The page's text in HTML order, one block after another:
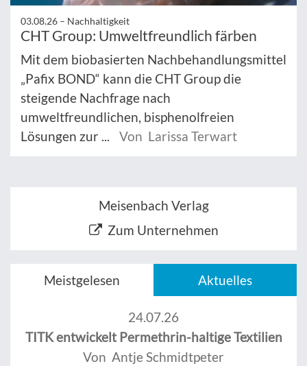
03.08.26 – Nachhaltigkeit
CHT Group: Umweltfreundlich färben
Mit dem biobasierten Nachbehandlungsmittel
„Pafix BOND“ kann die CHT Group die
steigende Nachfrage nach
umweltfreundlichen, bisphenolfreien
Lösungen zur ...
Von Larissa Terwart
Meisenbach Verlag
Zum Unternehmen
Meistgelesen Aktuelles
24.07.26
TITK entwickelt Permethrin-haltige Textilien
Von Antje Schmidtpeter